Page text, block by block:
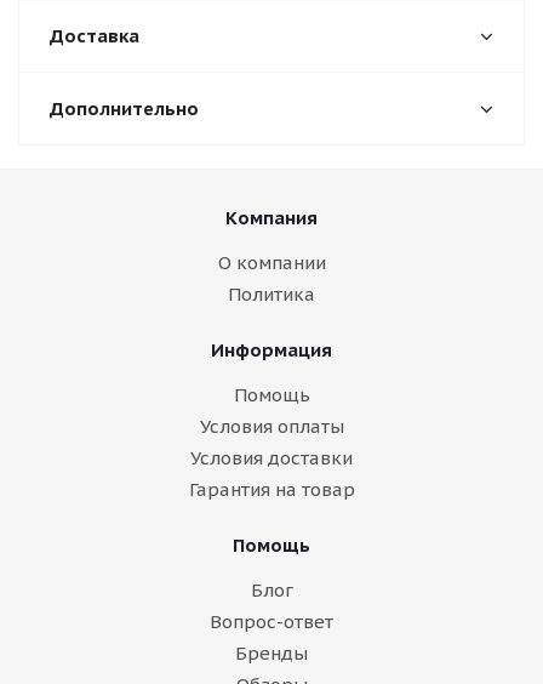
Доставка
Дополнительно
Компания
О компании
Политика
Информация
Помощь
Условия оплаты
Условия доставки
Гарантия на товар
Помощь
Блог
Вопрос-ответ
Бренды